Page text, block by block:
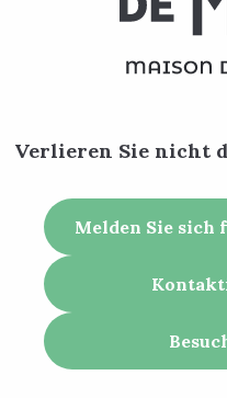
Verlieren Sie nicht
Melden Sie sich